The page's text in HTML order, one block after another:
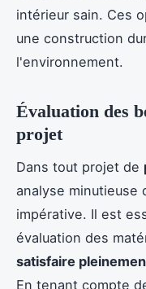
intérieur sain. Ces
une construction
l'environnement.
Évaluation des
projet
Dans tout projet de
analyse minutieuse
impérative. Il est
évaluation des
satisfaire
En tenant compte